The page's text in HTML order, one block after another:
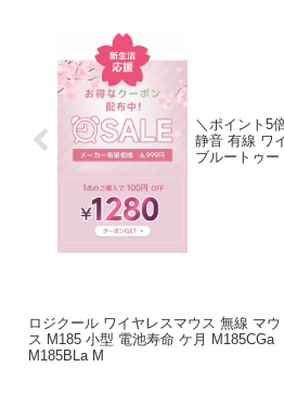
＼ポイント5
静音 有線 ワ
ブルートゥー
ロジクール ワイヤレスマウス 無線 マウ
ス M185 小型 電池寿命 ケ月 M185CGa
M185BLa M